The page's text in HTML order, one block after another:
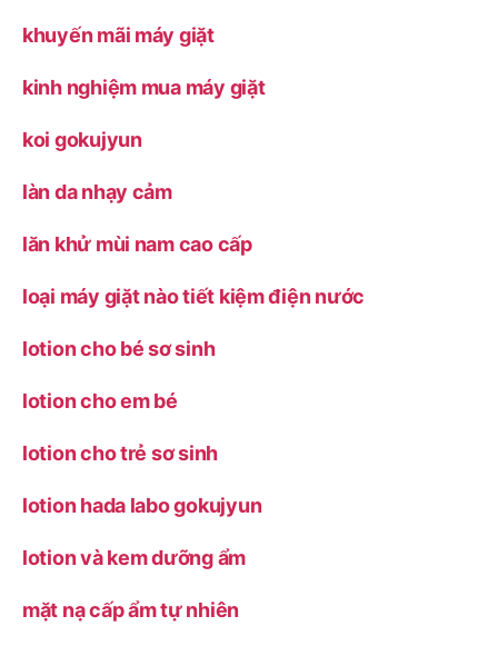
khuyến mãi máy giặt
kinh nghiệm mua máy giặt
koi gokujyun
làn da nhạy cảm
lăn khử mùi nam cao cấp
loại máy giặt nào tiết kiệm điện nước
lotion cho bé sơ sinh
lotion cho em bé
lotion cho trẻ sơ sinh
lotion hada labo gokujyun
lotion và kem dưỡng ẩm
mặt nạ cấp ẩm tự nhiên